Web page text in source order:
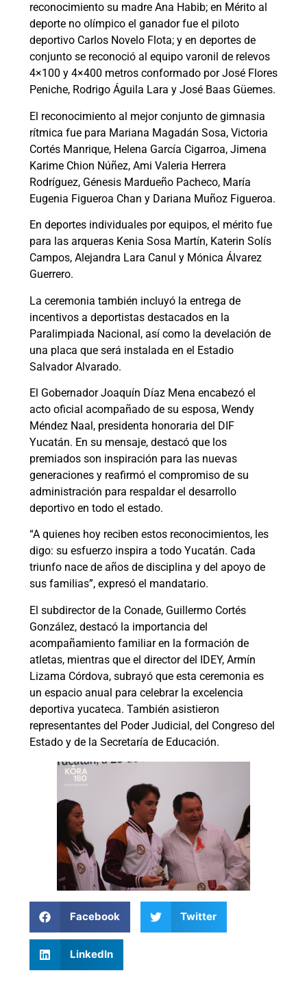
reconocimiento su madre Ana Habib; en Mérito al
deporte no olímpico el ganador fue el piloto
deportivo Carlos Novelo Flota; y en deportes de
conjunto se reconoció al equipo varonil de relevos
4×100 y 4×400 metros conformado por José Flores
Peniche, Rodrigo Águila Lara y José Baas Güemes.
El reconocimiento al mejor conjunto de gimnasia
rítmica fue para Mariana Magadán Sosa, Victoria
Cortés Manrique, Helena García Cigarroa, Jimena
Karime Chion Núñez, Ami Valeria Herrera
Rodríguez, Génesis Mardueño Pacheco, María
Eugenia Figueroa Chan y Dariana Muñoz Figueroa.
En deportes individuales por equipos, el mérito fue
para las arqueras Kenia Sosa Martín, Katerin Solís
Campos, Alejandra Lara Canul y Mónica Álvarez
Guerrero.
La ceremonia también incluyó la entrega de
incentivos a deportistas destacados en la
Paralimpiada Nacional, así como la develación de
una placa que será instalada en el Estadio
Salvador Alvarado.
El Gobernador Joaquín Díaz Mena encabezó el
acto oficial acompañado de su esposa, Wendy
Méndez Naal, presidenta honoraria del DIF
Yucatán. En su mensaje, destacó que los
premiados son inspiración para las nuevas
generaciones y reafirmó el compromiso de su
administración para respaldar el desarrollo
deportivo en todo el estado.
“A quienes hoy reciben estos reconocimientos, les
digo: su esfuerzo inspira a todo Yucatán. Cada
triunfo nace de años de disciplina y del apoyo de
sus familias”, expresó el mandatario.
El subdirector de la Conade, Guillermo Cortés
González, destacó la importancia del
acompañamiento familiar en la formación de
atletas, mientras que el director del IDEY, Armín
Lizama Córdova, subrayó que esta ceremonia es
un espacio anual para celebrar la excelencia
deportiva yucateca. También asistieron
representantes del Poder Judicial, del Congreso del
Estado y de la Secretaría de Educación.
Facebook Twitter
LinkedIn